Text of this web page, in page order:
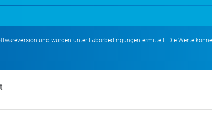
und wurden unter Laborbedingungen ermittelt. Die Werte